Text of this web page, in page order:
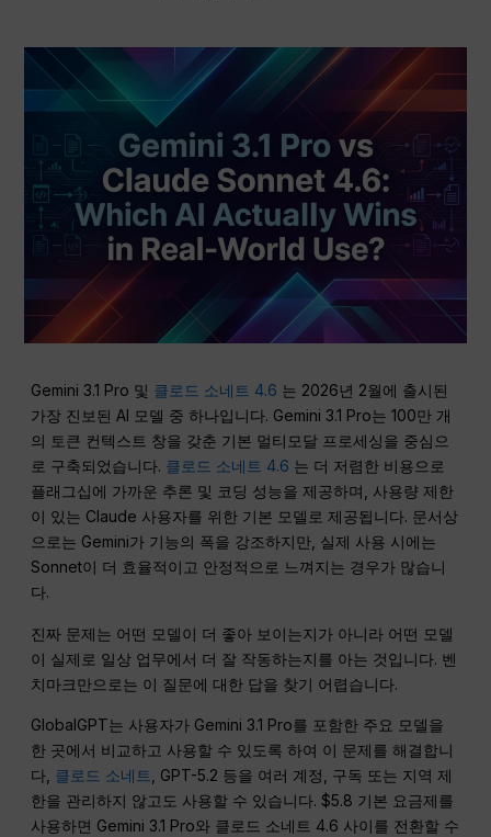
Gemini 3.1 Pro 및 클로드 소네트 4.6 는 2026년 2월에 출시된
가장 진보된 AI 모델 중 하나입니다. Gemini 3.1 Pro는 100만 개
의 토큰 컨텍스트 창을 갖춘 기본 멀티모달 프로세싱을 중심으
로 구축되었습니다. 클로드 소네트 4.6 는 더 저렴한 비용으로
플래그십에 가까운 추론 및 코딩 성능을 제공하며, 사용량 제한
이 있는 Claude 사용자를 위한 기본 모델로 제공됩니다. 문서상
으로는 Gemini가 기능의 폭을 강조하지만, 실제 사용 시에는
Sonnet이 더 효율적이고 안정적으로 느껴지는 경우가 많습니
다.
진짜 문제는 어떤 모델이 더 좋아 보이는지가 아니라 어떤 모델
이 실제로 일상 업무에서 더 잘 작동하는지를 아는 것입니다. 벤
치마크만으로는 이 질문에 대한 답을 찾기 어렵습니다.
GlobalGPT는 사용자가 Gemini 3.1 Pro를 포함한 주요 모델을
한 곳에서 비교하고 사용할 수 있도록 하여 이 문제를 해결합니
다, 클로드 소네트
, GPT-5.2 등을 여러 계정, 구독 또는 지역 제
한을 관리하지 않고도 사용할 수 있습니다. $5.8 기본 요금제를
사용하면 Gemini 3.1 Pro와 클로드 소네트 4.6 사이를 전환할 수